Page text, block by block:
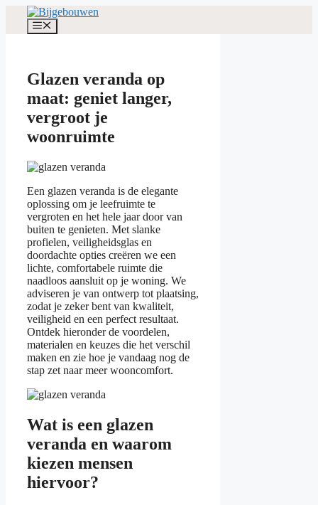
Spring
Menu
Glazen veranda op
maat: geniet langer,
vergroot je
woonruimte
Een glazen veranda is de elegante
oplossing om je leefruimte te
vergroten en het hele jaar door van
buiten te genieten. Met slanke
profielen, veiligheidsglas en
doordachte opties creëren we een
lichte, comfortabele ruimte die
naadloos aansluit op je woning. We
adviseren je van ontwerp tot plaatsing,
zodat je zeker bent van kwaliteit,
veiligheid en een perfect resultaat.
Ontdek hieronder de voordelen,
materialen en keuzes die het verschil
maken en zie hoe je vandaag nog de
stap zet naar meer wooncomfort.
Wat is een glazen
veranda en waarom
kiezen mensen
hiervoor?